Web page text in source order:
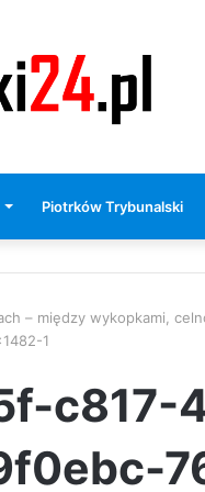
Piotrków Trybunalski
– między wykopkami,
1
c817-